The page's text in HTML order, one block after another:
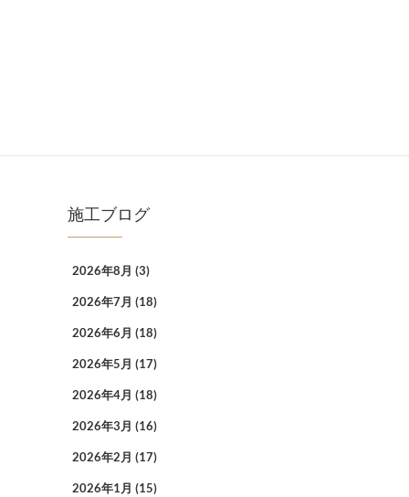
施工ブログ
2026年8月 (3)
2026年7月 (18)
2026年6月 (18)
2026年5月 (17)
2026年4月 (18)
2026年3月 (16)
2026年2月 (17)
2026年1月 (15)